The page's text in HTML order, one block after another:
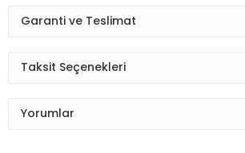
Garanti ve Teslimat
Taksit Seçenekleri
Yorumlar